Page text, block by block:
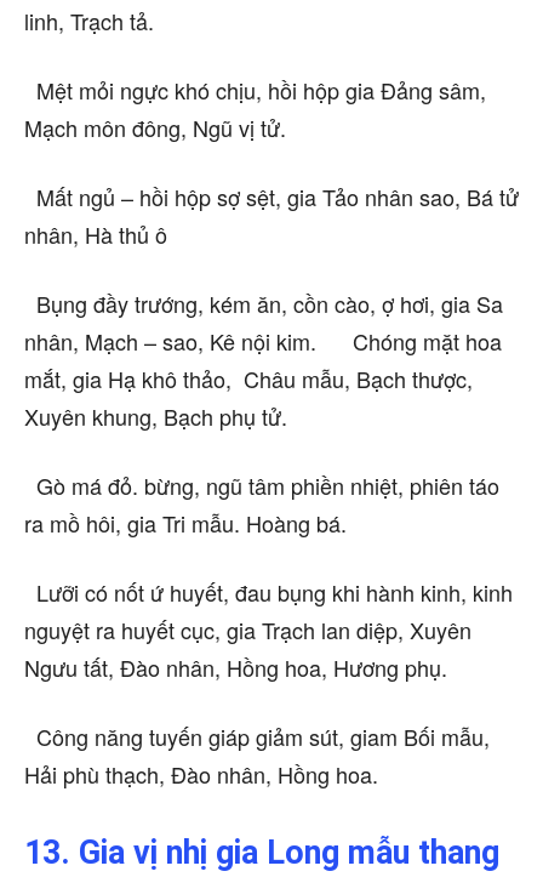
linh, Trạch tả.
Mệt mỏi ngực khó chịu, hồi hộp gia Đảng sâm,
Mạch môn đông, Ngũ vị tử.
Mất ngủ – hồi hộp sợ sệt, gia Tảo nhân sao, Bá tử
nhân, Hà thủ ô
Bụng đầy trướng, kém ăn, cồn cào, ợ hơi, gia Sa
nhân, Mạch – sao, Kê nội kim. Chóng mặt hoa
mắt, gia Hạ khô thảo, Châu mẫu, Bạch thược,
Xuyên khung, Bạch phụ tử.
Gò má đỏ. bừng, ngũ tâm phiền nhiệt, phiên táo
ra mồ hôi, gia Tri mẫu. Hoàng bá.
Lưỡi có nốt ứ huyết, đau bụng khi hành kinh, kinh
nguyệt ra huyết cục, gia Trạch lan diệp, Xuyên
Ngưu tất, Đào nhân, Hồng hoa, Hương phụ.
Công năng tuyến giáp giảm sút, giam Bối mẫu,
Hải phù thạch, Đào nhân, Hồng hoa.
13. Gia vị nhị gia Long mẫu thang